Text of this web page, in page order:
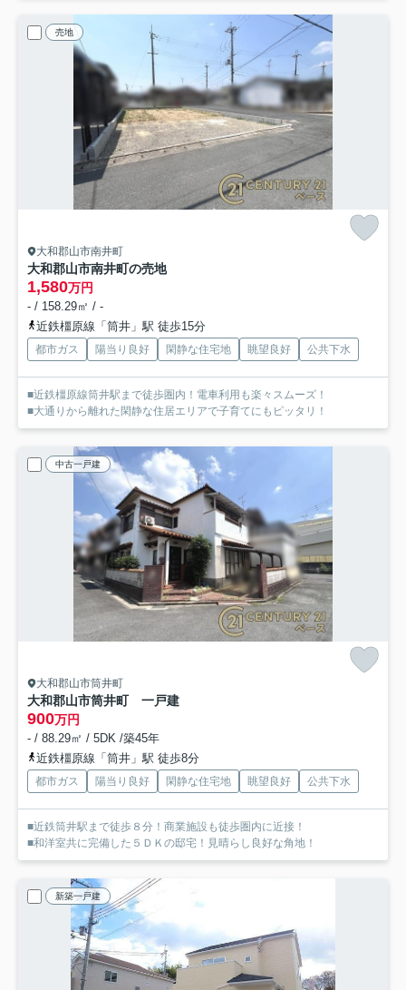
売地
大和郡山市南井町
大和郡山市南井町の売地
1,580万円
- / 158.29㎡ / -
近鉄橿原線「筒井」駅 徒歩15分
都市ガス 陽当り良好 閑静な住宅地 眺望良好 公共下水
■近鉄橿原線筒井駅まで徒歩圏内！電車利用も楽々スムーズ！
■大通りから離れた閑静な住居エリアで子育てにもピッタリ！
中古一戸建
大和郡山市筒井町
大和郡山市筒井町 一戸建
900万円
- / 88.29㎡ / 5DK /築45年
近鉄橿原線「筒井」駅 徒歩8分
都市ガス 陽当り良好 閑静な住宅地 眺望良好 公共下水
■近鉄筒井駅まで徒歩８分！商業施設も徒歩圏内に近接！
■和洋室共に完備した５ＤＫの邸宅！見晴らし良好な角地！
新築一戸建